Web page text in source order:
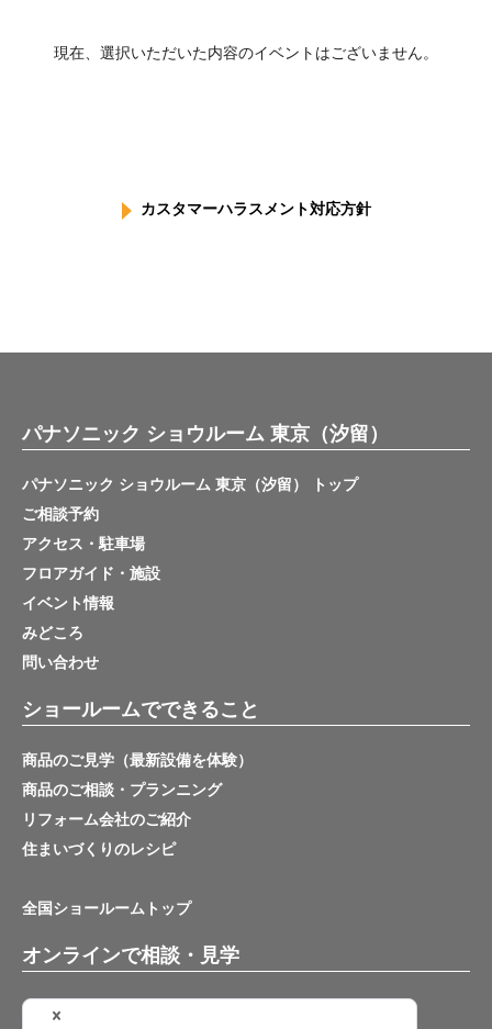
現在、選択いただいた内容のイベントはございません。
カスタマーハラスメント対応方針
パナソニック ショウルーム 東京（汐留）
パナソニック ショウルーム 東京（汐留） トップ
ご相談予約
アクセス・駐車場
フロアガイド・施設
イベント情報
みどころ
問い合わせ
ショールームでできること
商品のご見学（最新設備を体験）
商品のご相談・プランニング
リフォーム会社のご紹介
住まいづくりのレシピ
全国ショールームトップ
オンラインで相談・見学
バーチャルショールーム